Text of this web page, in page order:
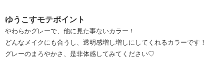
ゆうこすモテポイント
やわらかグレーで、他に見た事ないカラー！
どんなメイクにも合うし、透明感増し増しにしてくれるカラーです！
グレーのまろやかさ、是非体感してみてください♡